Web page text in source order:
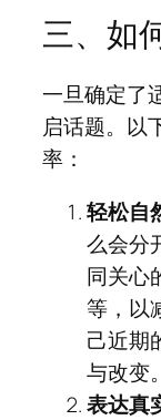
三、如
一旦确定了
启话题。以
率：
轻松自
么会分
同关心
等，以
己近期
与改变。
表达真